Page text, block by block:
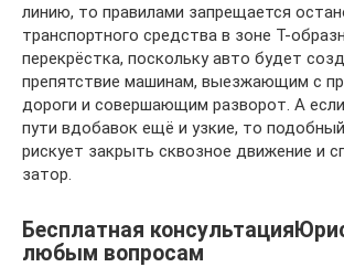
линию, то правилами запрещается
транспортного средства в зоне Т-
перекрёстка, поскольку авто будет
препятствие машинам, выезжающим с
дороги и совершающим разворот. А
пути вдобавок ещё и узкие, то
рискует закрыть сквозное движение и
затор.
Бесплатная
любым вопросам